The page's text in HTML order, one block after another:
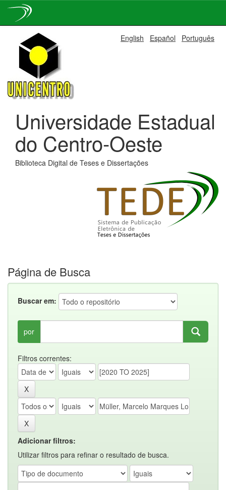
navigation
English Español Português
Universidade Estadual
do Centro-Oeste
Biblioteca Digital de Teses e Dissertações
Página de Busca
Buscar em:
por
Filtros correntes:
Adicionar filtros:
Utilizar filtros para refinar o resultado de busca.